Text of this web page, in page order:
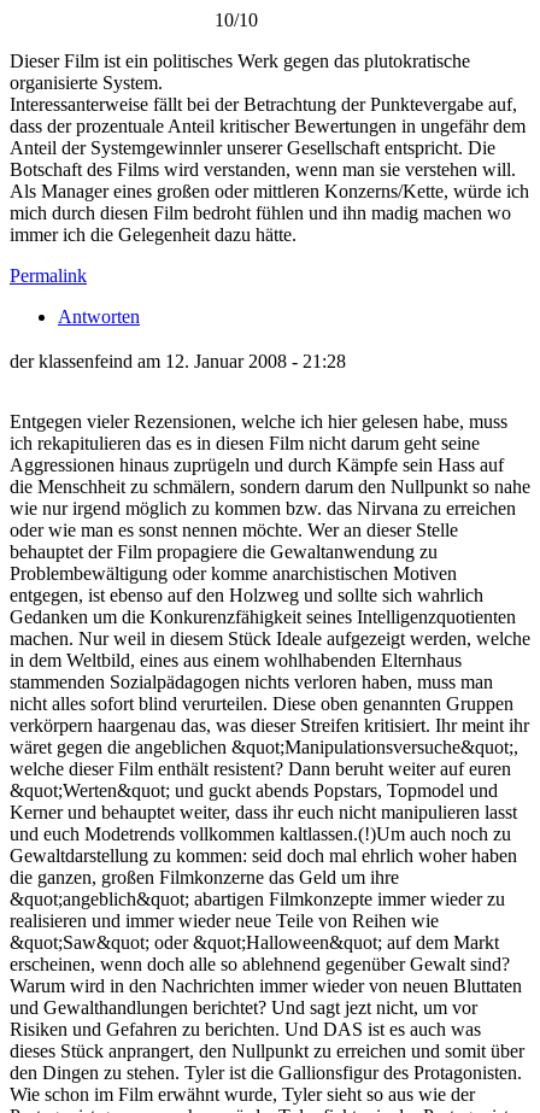
10/10
Dieser Film ist ein politisches Werk gegen das plutokratische
organisierte System.
Interessanterweise fällt bei der Betrachtung der Punktevergabe auf,
dass der prozentuale Anteil kritischer Bewertungen in ungefähr dem
Anteil der Systemgewinnler unserer Gesellschaft entspricht. Die
Botschaft des Films wird verstanden, wenn man sie verstehen will.
Als Manager eines großen oder mittleren Konzerns/Kette, würde ich
mich durch diesen Film bedroht fühlen und ihn madig machen wo
immer ich die Gelegenheit dazu hätte.
Permalink
Antworten
der klassenfeind am 12. Januar 2008 - 21:28
Entgegen vieler Rezensionen, welche ich hier gelesen habe, muss
ich rekapitulieren das es in diesen Film nicht darum geht seine
Aggressionen hinaus zuprügeln und durch Kämpfe sein Hass auf
die Menschheit zu schmälern, sondern darum den Nullpunkt so nahe
wie nur irgend möglich zu kommen bzw. das Nirvana zu erreichen
oder wie man es sonst nennen möchte. Wer an dieser Stelle
behauptet der Film propagiere die Gewaltanwendung zu
Problembewältigung oder komme anarchistischen Motiven
entgegen, ist ebenso auf den Holzweg und sollte sich wahrlich
Gedanken um die Konkurenzfähigkeit seines Intelligenzquotienten
machen. Nur weil in diesem Stück Ideale aufgezeigt werden, welche
in dem Weltbild, eines aus einem wohlhabenden Elternhaus
stammenden Sozialpädagogen nichts verloren haben, muss man
nicht alles sofort blind verurteilen. Diese oben genannten Gruppen
verkörpern haargenau das, was dieser Streifen kritisiert. Ihr meint ihr
wäret gegen die angeblichen &quot;Manipulationsversuche&quot;,
welche dieser Film enthält resistent? Dann beruht weiter auf euren
&quot;Werten&quot; und guckt abends Popstars, Topmodel und
Kerner und behauptet weiter, dass ihr euch nicht manipulieren lasst
und euch Modetrends vollkommen kaltlassen.(!)Um auch noch zu
Gewaltdarstellung zu kommen: seid doch mal ehrlich woher haben
die ganzen, großen Filmkonzerne das Geld um ihre
&quot;angeblich&quot; abartigen Filmkonzepte immer wieder zu
realisieren und immer wieder neue Teile von Reihen wie
&quot;Saw&quot; oder &quot;Halloween&quot; auf dem Markt
erscheinen, wenn doch alle so ablehnend gegenüber Gewalt sind?
Warum wird in den Nachrichten immer wieder von neuen Bluttaten
und Gewalthandlungen berichtet? Und sagt jezt nicht, um vor
Risiken und Gefahren zu berichten. Und DAS ist es auch was
dieses Stück anprangert, den Nullpunkt zu erreichen und somit über
den Dingen zu stehen. Tyler ist die Gallionsfigur des Protagonisten.
Wie schon im Film erwähnt wurde, Tyler sieht so aus wie der